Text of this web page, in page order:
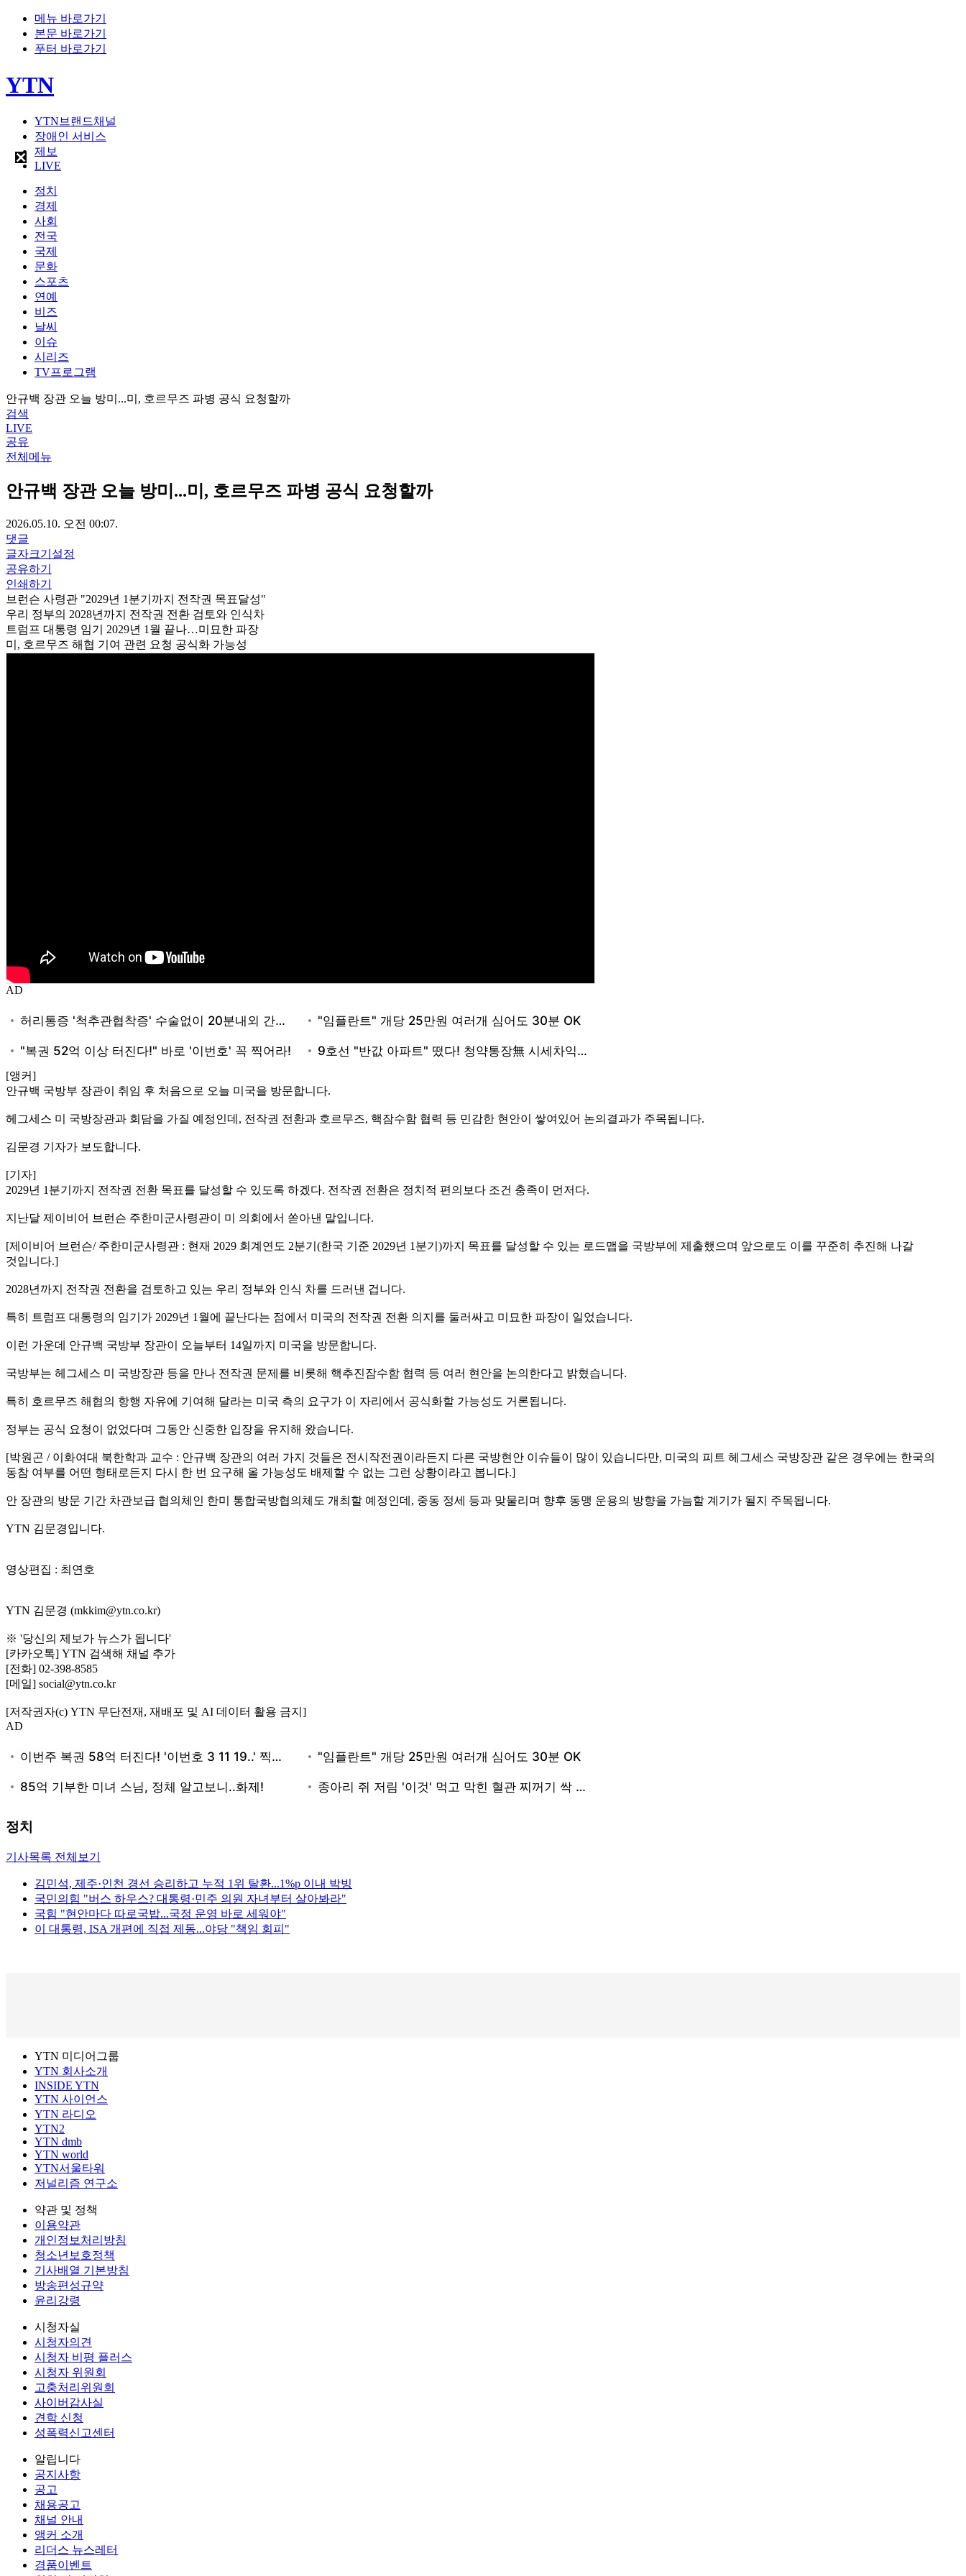
메뉴 바로가기
본문 바로가기
푸터 바로가기
YTN
YTN브랜드채널
장애인 서비스
제보
LIVE
정치
경제
사회
전국
국제
문화
스포츠
연예
비즈
날씨
이슈
시리즈
TV프로그램
안규백 장관 오늘 방미...미, 호르무즈 파병 공식 요청할까
검색
LIVE
공유
전체메뉴
안규백 장관 오늘 방미...미, 호르무즈 파병 공식 요청할까
2026.05.10. 오전 00:07.
댓글
글자크기설정
공유하기
인쇄하기
브런슨 사령관 "2029년 1분기까지 전작권 목표달성"
우리 정부의 2028년까지 전작권 전환 검토와 인식차
트럼프 대통령 임기 2029년 1월 끝나…미묘한 파장
미, 호르무즈 해협 기여 관련 요청 공식화 가능성
AD
[앵커]
안규백 국방부 장관이 취임 후 처음으로 오늘 미국을 방문합니다.
헤그세스 미 국방장관과 회담을 가질 예정인데, 전작권 전환과 호르무즈, 핵잠수함 협력 등 민감한 현안이 쌓여있어 논의결과가 주목됩니다.
김문경 기자가 보도합니다.
[기자]
2029년 1분기까지 전작권 전환 목표를 달성할 수 있도록 하겠다. 전작권 전환은 정치적 편의보다 조건 충족이 먼저다.
지난달 제이비어 브런슨 주한미군사령관이 미 의회에서 쏟아낸 말입니다.
[제이비어 브런슨/ 주한미군사령관 : 현재 2029 회계연도 2분기(한국 기준 2029년 1분기)까지 목표를 달성할 수 있는 로드맵을 국방부에 제출했으며 앞으로도 이를 꾸준히 추진해 나갈
것입니다.]
2028년까지 전작권 전환을 검토하고 있는 우리 정부와 인식 차를 드러낸 겁니다.
특히 트럼프 대통령의 임기가 2029년 1월에 끝난다는 점에서 미국의 전작권 전환 의지를 둘러싸고 미묘한 파장이 일었습니다.
이런 가운데 안규백 국방부 장관이 오늘부터 14일까지 미국을 방문합니다.
국방부는 헤그세스 미 국방장관 등을 만나 전작권 문제를 비롯해 핵추진잠수함 협력 등 여러 현안을 논의한다고 밝혔습니다.
특히 호르무즈 해협의 항행 자유에 기여해 달라는 미국 측의 요구가 이 자리에서 공식화할 가능성도 거론됩니다.
정부는 공식 요청이 없었다며 그동안 신중한 입장을 유지해 왔습니다.
[박원곤 / 이화여대 북한학과 교수 : 안규백 장관의 여러 가지 것들은 전시작전권이라든지 다른 국방현안 이슈들이 많이 있습니다만, 미국의 피트 헤그세스 국방장관 같은 경우에는 한국의
동참 여부를 어떤 형태로든지 다시 한 번 요구해 올 가능성도 배제할 수 없는 그런 상황이라고 봅니다.]
안 장관의 방문 기간 차관보급 협의체인 한미 통합국방협의체도 개최할 예정인데, 중동 정세 등과 맞물리며 향후 동맹 운용의 방향을 가늠할 계기가 될지 주목됩니다.
YTN 김문경입니다.
영상편집 : 최연호
YTN 김문경 (mkkim@ytn.co.kr)
※ '당신의 제보가 뉴스가 됩니다'
[카카오톡] YTN 검색해 채널 추가
[전화] 02-398-8585
[메일] social@ytn.co.kr
[저작권자(c) YTN 무단전재, 재배포 및 AI 데이터 활용 금지]
AD
정치
기사목록 전체보기
김민석, 제주·인천 경선 승리하고 누적 1위 탈환...1%p 이내 박빙
국민의힘 "버스 하우스? 대통령·민주 의원 자녀부터 살아봐라"
국힘 "현안마다 따로국밥...국정 운영 바로 세워야"
이 대통령, ISA 개편에 직접 제동...야당 "책임 회피"
YTN 미디어그룹
YTN 회사소개
INSIDE YTN
YTN 사이언스
YTN 라디오
YTN2
YTN dmb
YTN world
YTN서울타워
저널리즘 연구소
약관 및 정책
이용약관
개인정보처리방침
청소년보호정책
기사배열 기본방침
방송편성규약
윤리강령
시청자실
시청자의견
시청자 비평 플러스
시청자 위원회
고충처리위원회
사이버감사실
견학 신청
성폭력신고센터
알립니다
공지사항
공고
채용공고
채널 안내
앵커 소개
리더스 뉴스레터
경품이벤트